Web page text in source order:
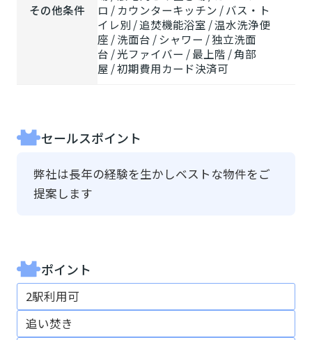
その他条件
ロ / カウンターキッチン / バス・ト
イレ別 / 追焚機能浴室 / 温水洗浄便
座 / 洗面台 / シャワー / 独立洗面
台 / 光ファイバー / 最上階 / 角部
屋 / 初期費用カード決済可
セールスポイント
弊社は長年の経験を生かしベストな物件をご
提案します
ポイント
2駅利用可
追い焚き